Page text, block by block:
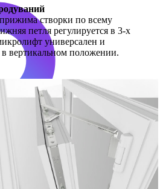
створки по всему
петля регулируется в 3-х
универсален и
в вертикальном положении.